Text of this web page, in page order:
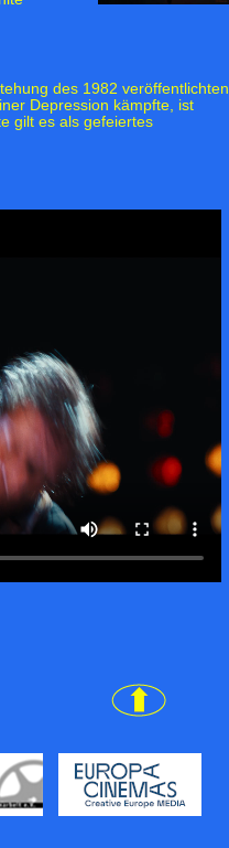
des 1982 veröffentlichten
Depression kämpfte, ist
gilt es als gefeiertes